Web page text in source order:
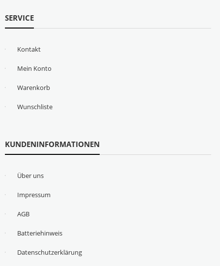
SERVICE
Kontakt
Mein Konto
Warenkorb
Wunschliste
KUNDENINFORMATIONEN
Über uns
Impressum
AGB
Batteriehinweis
Datenschutzerklärung